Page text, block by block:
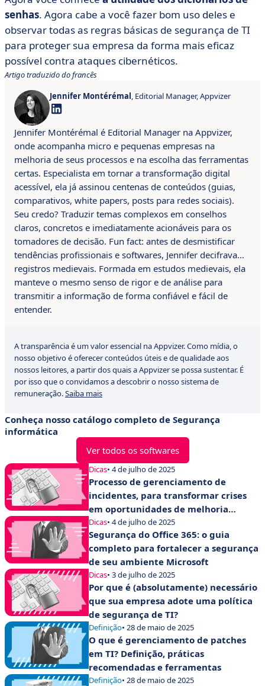
senhas. Agora cabe a você fazer bom uso deles e
observar todas as regras básicas de segurança de TI
para proteger sua empresa da forma mais eficaz
possível contra ataques cibernéticos.
Artigo traduzido do francês
Jennifer Montérémal, Editorial Manager, Appvizer
Jennifer Montérémal é Editorial Manager na Appvizer,
onde acompanha micro e pequenas empresas na
melhoria de seus processos e na escolha das ferramentas
certas. Especialista em tornar a transformação digital
acessível, ela já assinou centenas de conteúdos (guias,
comparativos, white papers, posts para redes sociais).
Seu credo? Traduzir temas complexos em conselhos
claros, concretos e imediatamente acionáveis para os
tomadores de decisão. Fun fact: antes de desmistificar
tendências profissionais e softwares, Jennifer decifrava…
registros medievais. Formada em estudos medievais, ela
manteve o mesmo senso de rigor e de análise para
transmitir a informação de forma confiável e fácil de
entender.
A transparência é um valor essencial na Appvizer. Como mídia, o
nosso objetivo é oferecer conteúdos úteis e de qualidade aos
nossos leitores, a partir dos quais a Appvizer se possa sustentar. É
por isso que o convidamos a descobrir o nosso sistema de
remuneração.Saiba mais
Conheça nosso catálogo completo de Segurança
informática
Ver todos os softwares
Dicas• 4 de julho de 2025
Processo de gerenciamento de
incidentes, para transformar crises
em oportunidades de melhoria
contínua
Dicas• 4 de julho de 2025
Segurança do Office 365: o guia
completo para fortalecer a segurança
de seu ambiente Microsoft
Dicas• 3 de julho de 2025
Por que é (absolutamente) necessário
que sua empresa adote uma política
de segurança de TI?
Definição• 28 de maio de 2025
O que é gerenciamento de patches
em TI? Definição, práticas
recomendadas e ferramentas
Definição• 28 de maio de 2025